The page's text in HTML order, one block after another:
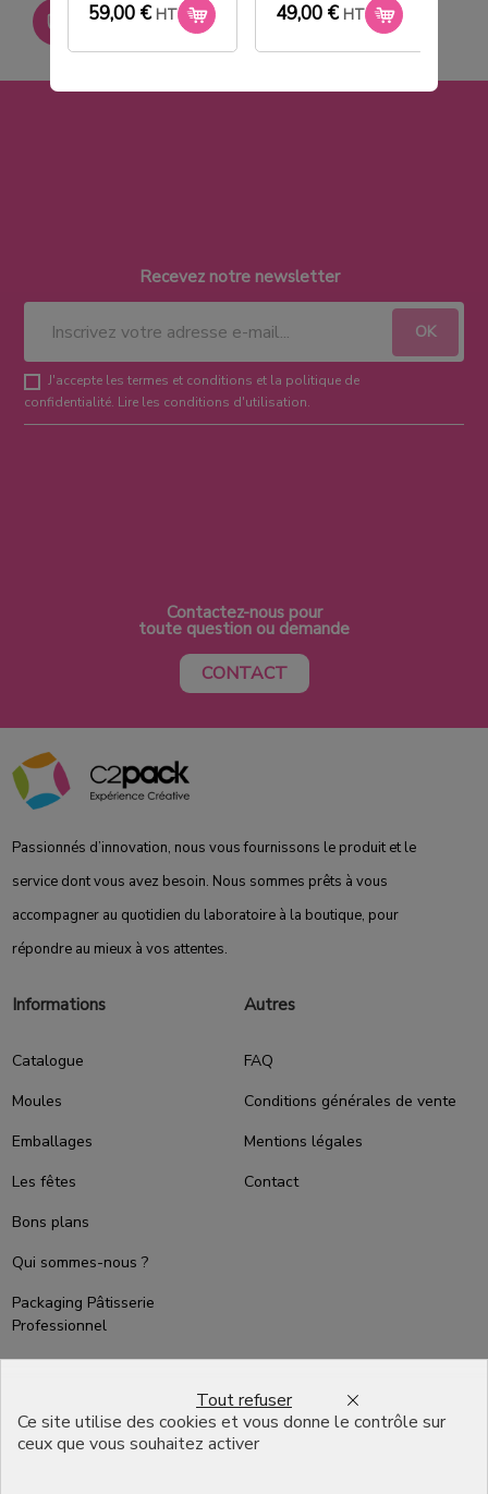
59,00 € HT 49,00 € HT
Paiement sécurisé
Recevez notre newsletter
J'accepte les termes et conditions et la politique de
confidentialité. Lire les conditions d'utilisation.
Contactez-nous pour
toute question ou demande
CONTACT
Passionnés d’innovation, nous vous fournissons le produit et le
service dont vous avez besoin. Nous sommes prêts à vous
accompagner au quotidien du laboratoire à la boutique, pour
répondre au mieux à vos attentes.
Informations
Catalogue
Moules
Emballages
Les fêtes
Bons plans
Qui sommes-nous ?
Packaging Pâtisserie
Professionnel
Emballage pour Chocolatier
English
Autres
FAQ
Conditions générales de vente
Mentions légales
Contact
Ce site utilise des cookies et vous donne le contrôle sur
ceux que vous souhaitez activer
Tout refuser